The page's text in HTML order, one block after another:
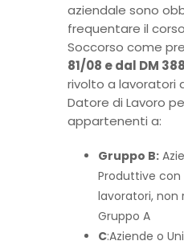
aziendale sono
frequentare il
Soccorso come
81/08 e dal DM
rivolto a lavoratori
Datore di Lavoro
appartenenti a:
Gruppo B:
Produttive con
lavoratori, non
Gruppo A
C:Aziende o